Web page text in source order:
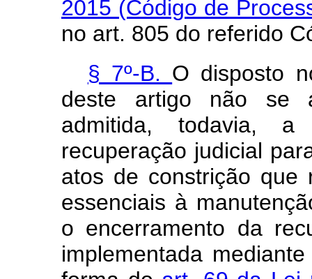
2015 (Código de
no art. 805 do referido
§ 7º-B. O disposto
deste artigo não se
admitida, todavia,
recuperação judicial
atos de constrição que
essenciais à
o encerramento da
implementada